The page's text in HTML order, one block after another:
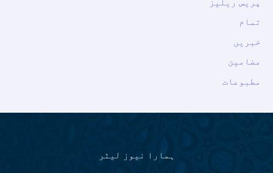
تمام
خبریں
مضامین
مطبوعات
ہمارا نیوز لیٹر